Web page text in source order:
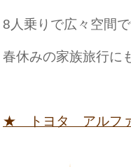
8人乗りで広々空間で
春休みの家族旅行に
★ トヨタ アルフ